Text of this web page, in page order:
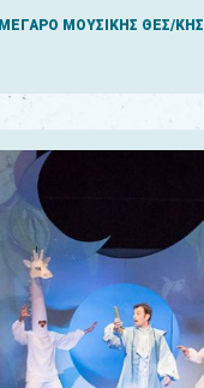
ΜΕΓΑΡΟ ΜΟΥΣΙΚΗΣ ΘΕΣ/ΚΗΣ